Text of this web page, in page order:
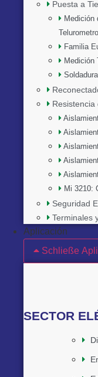
Puesta a
Medición
Telurometro
Familia
Medición
Soldadura
Resistencia
Mi 3210:
Seguridad
Terminales
Aplicación
Schließe
SECTOR